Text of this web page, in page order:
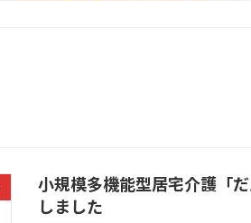
小規模多機能型居宅介護「
しました